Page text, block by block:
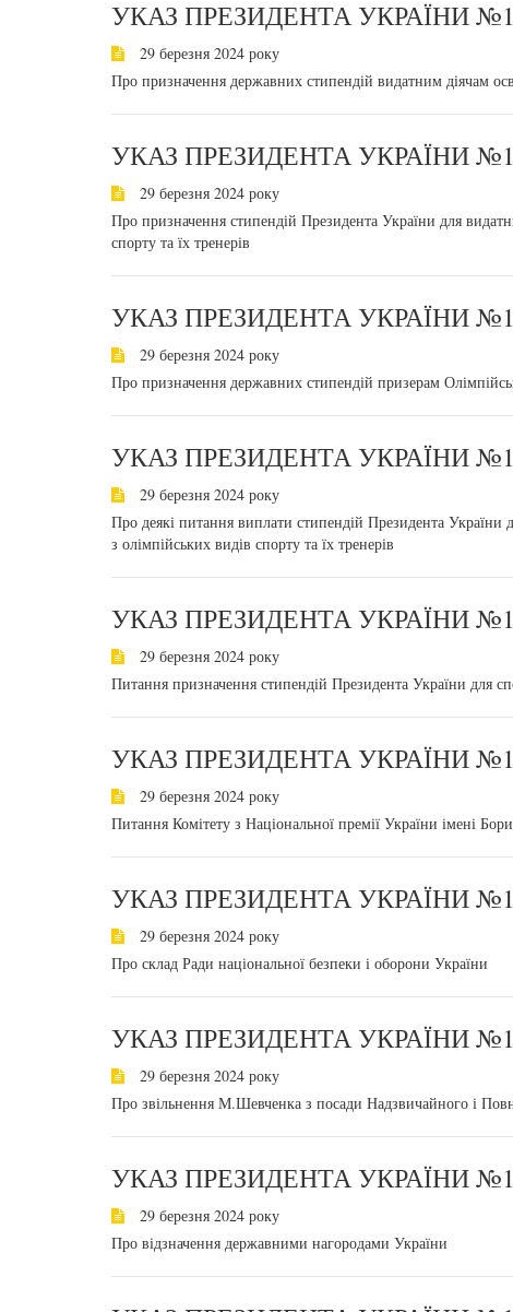
УКАЗ ПРЕЗИДЕНТА УКРАЇНИ
29 березня 2024 року
Про призначення державних стипендій видатним діячам
УКАЗ ПРЕЗИДЕНТА УКРАЇНИ
29 березня 2024 року
Про призначення стипендій Президента України для
спорту та їх тренерів
УКАЗ ПРЕЗИДЕНТА УКРАЇНИ
29 березня 2024 року
Про призначення державних стипендій призерам
УКАЗ ПРЕЗИДЕНТА УКРАЇНИ
29 березня 2024 року
Про деякі питання виплати стипендій Президента
з олімпійських видів спорту та їх тренерів
УКАЗ ПРЕЗИДЕНТА УКРАЇНИ
29 березня 2024 року
Питання призначення стипендій Президента України для
УКАЗ ПРЕЗИДЕНТА УКРАЇНИ
29 березня 2024 року
Питання Комітету з Національної премії України імені
УКАЗ ПРЕЗИДЕНТА УКРАЇНИ
29 березня 2024 року
Про склад Ради національної безпеки і оборони України
УКАЗ ПРЕЗИДЕНТА УКРАЇНИ
29 березня 2024 року
Про звільнення М.Шевченка з посади Надзвичайного і
УКАЗ ПРЕЗИДЕНТА УКРАЇНИ
29 березня 2024 року
Про відзначення державними нагородами України